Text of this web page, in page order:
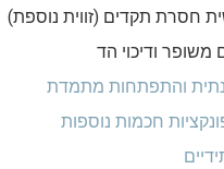
חסרת תקדים (זווית נוספת)
משופר ודיכוי הד
והתפתחות מתמדת
חכמות נוספות